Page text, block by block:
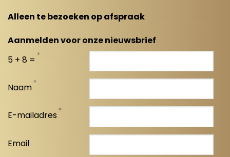
Alleen te bezoeken op afspraak
Aanmelden voor onze nieuwsbrief
5 + 8 = *
Naam *
E-mailadres *
Email